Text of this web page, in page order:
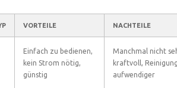
VORTEILE NACHTEILE
Einfach zu bedienen,
kein Strom nötig,
günstig
Manchmal nicht
kraftvoll,
aufwendiger